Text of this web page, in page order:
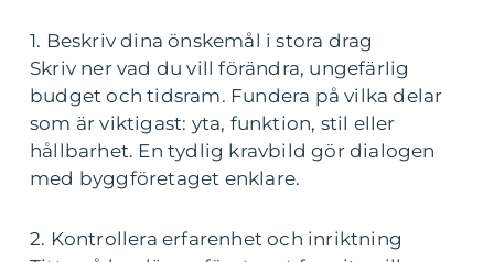
1. Beskriv dina önskemål i stora drag
Skriv ner vad du vill förändra, ungefärlig
budget och tidsram. Fundera på vilka delar
som är viktigast: yta, funktion, stil eller
hållbarhet. En tydlig kravbild gör dialogen
med byggföretaget enklare.
2. Kontrollera erfarenhet och inriktning